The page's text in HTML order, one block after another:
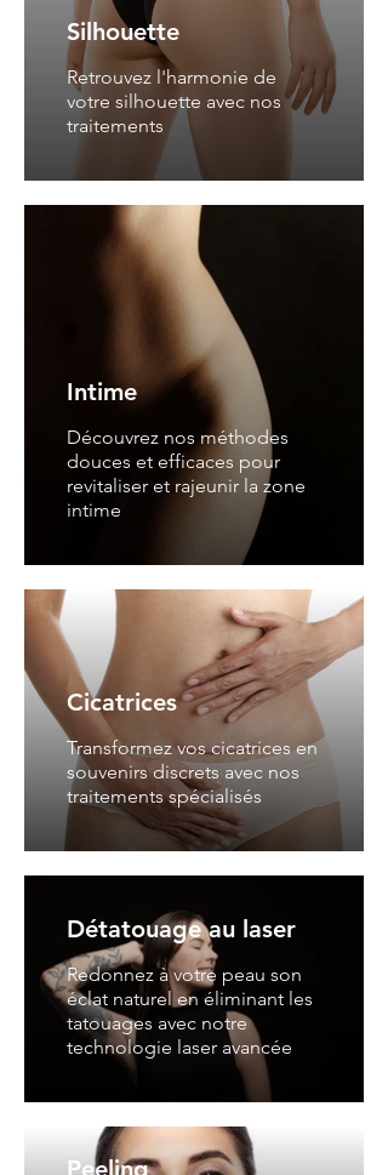
Silhouette
Retrouvez l'harmonie de
votre silhouette avec nos
traitements
Intime
Découvrez nos méthodes
douces et efficaces pour
revitaliser et rajeunir la zone
intime
Cicatrices
Transformez vos cicatrices en
souvenirs discrets avec nos
traitements spécialisés
Détatouage au laser
Redonnez à votre peau son
éclat naturel en éliminant les
tatouages avec notre
technologie laser avancée
Peeling